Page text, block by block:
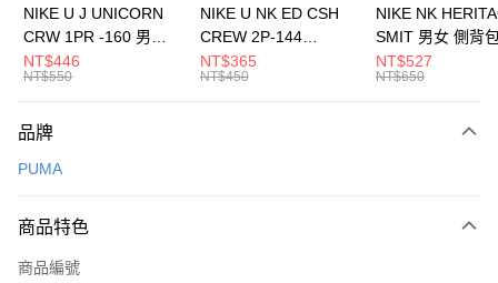
元大商業銀行
台灣樂天信用卡公司
全盈+PAY
AFTEE先享後付
【關於「AFTEE先享後付」】
便利好安心！
３．安心：先確認商品／服務後，再付款。
【「AFTEE先享後付」結帳流程】
運送方式
每筆NT$100，滿NT$1,500(含以上)免運費
宅配
NIKE U J UNICORN
CRW 1PR -160 男女
中統襪 FZ3393100
NT$446
NT$550
NIKE U NK ED CSH
CREW 2P-144
EMBRDY 男女 短統襪
FZ3073133
NT$365
NT$450
NIKE NK
SMIT 男女 側背
BA5871010
NT$527
NT$650
品牌
PUMA
商品特色
商品編號